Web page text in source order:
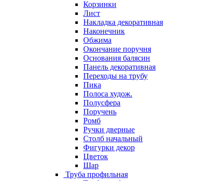
Корзинки
Лист
Накладка декоративная
Наконечник
Обжима
Окончание поручня
Основания балясин
Панель декоративная
Переходы на трубу
Пика
Полоса худож.
Полусфера
Поручень
Ромб
Ручки дверные
Столб начальный
Фигурки декор
Цветок
Шар
Труба профильная